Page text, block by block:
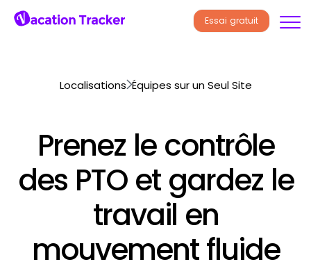
Essai gratuit
Localisations Équipes sur un Seul Site
Prenez le contrôle
des PTO et gardez le
travail en
mouvement fluide